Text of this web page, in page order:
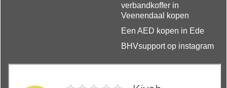
verbandkoffer in
Veenendaal kopen
Een AED kopen in Ede
BHVsupport op instagram